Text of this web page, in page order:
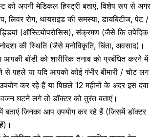
को अपनी मेडिकल हिस्ट्री बताएं, विशेष रूप से अगर
लिवर रोग, थायराइड की समस्या, डायबिटीज, पेट /
(ऑस्टियोपरोसिस), संक्रमण (जैसे कि तपेदिक
की स्थिति (जैसे मनोविकृति, चिंता, अवसाद)।
बॉडी को शारीरिक तनाव को प्रबंधित करने में
पहले या यदि आपको कोई गंभीर बीमारी / चोट लग
कर रहे हैं या पिछले 12 महीनों के अंदर इस दवा
घटने लगे तो डॉक्टर को तुरंत बताएं।
बताएं जिनका आप उपयोग कर रहे हैं (जिसमें डॉक्टर